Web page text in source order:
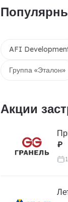
AFI
Группа «Эталон»
Акции
₽